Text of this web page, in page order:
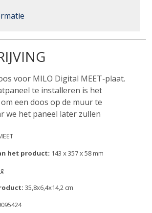
voor MILO Digital MEET-plaat.
te installeren is het
een doos op de muur te
we het paneel later zullen
het product: 143 x 357 x 58 mm
35,8x6,4x14,2 cm